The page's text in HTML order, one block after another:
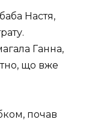
Настя,
Ганна,
що вже
почав